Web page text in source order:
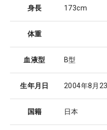
身長 173cm
体重
血液型 B型
生年月日 2004年8月
国籍 日本